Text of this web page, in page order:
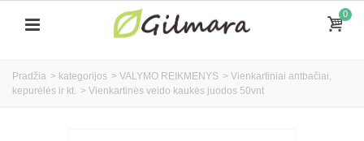
0
Pradžia > kategorijos > VALYMO REIKMENYS > Vienkartiniai antbačiai,
kepurėlės ir kt. > Vienkartinės veido kaukės juodos 50vnt